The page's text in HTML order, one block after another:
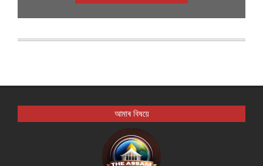
আমাৰ বিষয়ে